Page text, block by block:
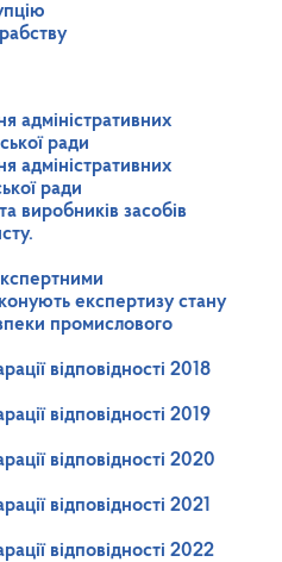
адміністративних
ради
адміністративних
ради
виробників засобів
експертизу стану
промислового
відповідності 2018
відповідності 2019
відповідності 2020
відповідності 2021
відповідності 2022